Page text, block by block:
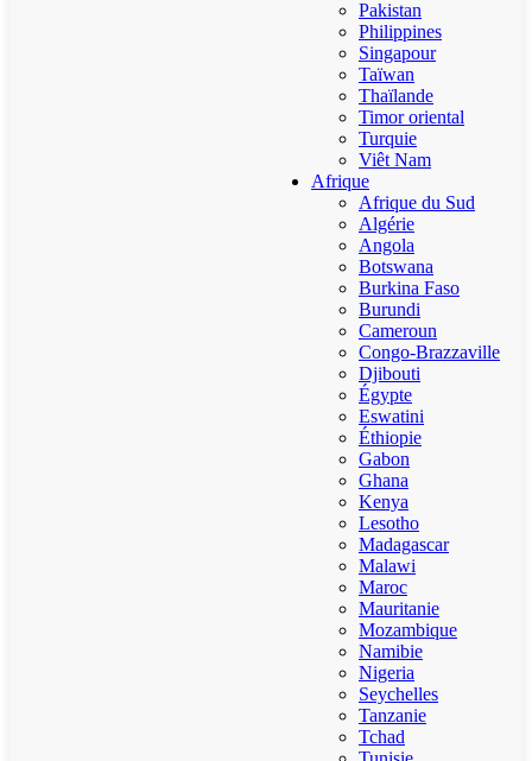
Pakistan
Philippines
Singapour
Taïwan
Thaïlande
Timor oriental
Turquie
Viêt Nam
Afrique
Afrique du Sud
Algérie
Angola
Botswana
Burkina Faso
Burundi
Cameroun
Congo-Brazzaville
Djibouti
Égypte
Eswatini
Éthiopie
Gabon
Ghana
Kenya
Lesotho
Madagascar
Malawi
Maroc
Mauritanie
Mozambique
Namibie
Nigeria
Seychelles
Tanzanie
Tchad